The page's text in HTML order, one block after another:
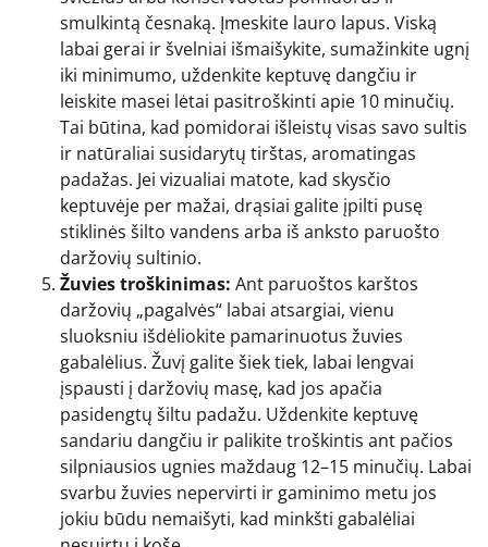
smulkintą česnaką. Įmeskite lauro lapus. Viską
labai gerai ir švelniai išmaišykite, sumažinkite ugnį
iki minimumo, uždenkite keptuvę dangčiu ir
leiskite masei lėtai pasitroškinti apie 10 minučių.
Tai būtina, kad pomidorai išleistų visas savo sultis
ir natūraliai susidarytų tirštas, aromatingas
padažas. Jei vizualiai matote, kad skysčio
keptuvėje per mažai, drąsiai galite įpilti pusę
stiklinės šilto vandens arba iš anksto paruošto
daržovių sultinio.
Žuvies troškinimas: Ant paruoštos karštos
daržovių „pagalvės“ labai atsargiai, vienu
sluoksniu išdėliokite pamarinuotus žuvies
gabalėlius. Žuvį galite šiek tiek, labai lengvai
įspausti į daržovių masę, kad jos apačia
pasidengtų šiltu padažu. Uždenkite keptuvę
sandariu dangčiu ir palikite troškintis ant pačios
silpniausios ugnies maždaug 12–15 minučių. Labai
svarbu žuvies nepervirti ir gaminimo metu jos
jokiu būdu nemaišyti, kad minkšti gabalėliai